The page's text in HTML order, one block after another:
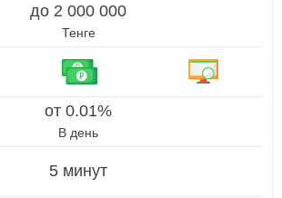
до 2 000 000
Тенге
от 0.01%
В день
5 минут